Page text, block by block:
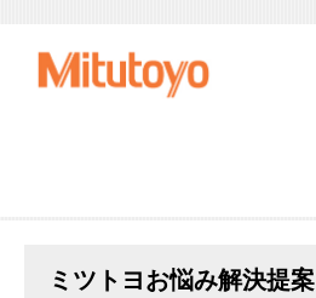
ミツトヨお悩み解決提案